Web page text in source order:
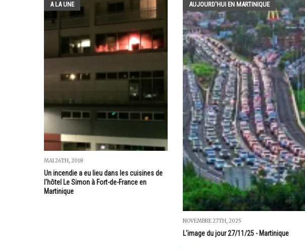
A LA UNE
MAI 26TH, 2018
Un incendie a eu lieu dans les cuisines de
l'hôtel Le Simon à Fort-de-France en
Martinique
AUJOURD'HUI EN MARTINIQUE
NOVEMBRE 27TH, 2025
L'image du jour 27/11/25 - Martinique